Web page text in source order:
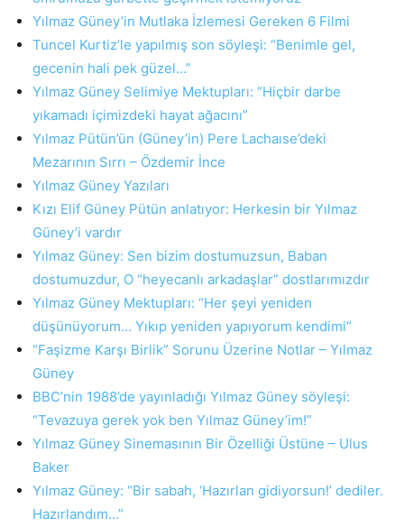
Yılmaz Güney’in Mutlaka İzlemesi Gereken 6 Filmi
Tuncel Kurtiz’le yapılmış son söyleşi: “Benimle gel,
gecenin hali pek güzel…”
Yılmaz Güney Selimiye Mektupları: “Hiçbir darbe
yıkamadı içimizdeki hayat ağacını”
Yılmaz Pütün’ün (Güney’in) Pere Lachaıse’deki
Mezarının Sırrı – Özdemir İnce
Yılmaz Güney Yazıları
Kızı Elif Güney Pütün anlatıyor: Herkesin bir Yılmaz
Güney’i vardır
Yılmaz Güney: Sen bizim dostumuzsun, Baban
dostumuzdur, O “heyecanlı arkadaşlar” dostlarımızdır
Yılmaz Güney Mektupları: “Her şeyi yeniden
düşünüyorum… Yıkıp yeniden yapıyorum kendimi”
“Faşizme Karşı Birlik” Sorunu Üzerine Notlar – Yılmaz
Güney
BBC’nin 1988’de yayınladığı Yılmaz Güney söyleşi:
“Tevazuya gerek yok ben Yılmaz Güney’im!”
Yılmaz Güney Sinemasının Bir Özelliği Üstüne – Ulus
Baker
Yılmaz Güney: “Bir sabah, ‘Hazırlan gidiyorsun!’ dediler.
Hazırlandım…”